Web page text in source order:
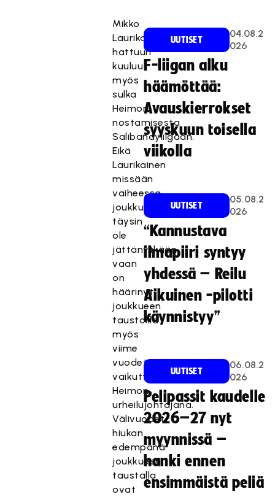
Mikko
Laurikaisen
hattuun
kuuluu
myös
sulka
Heimon
nostamisesta
Salibandyliigaan.
Eikä
Laurikainen
missään
vaiheessa
joukkuetta
täysin
ole
jättänytkään,
vaan
on
häärinyt
joukkueen
taustoilla
myös
viime
vuodet
vaikuttaessaan
Heimon
urheilujohtajana.
Välivuodet
hiukan
edempänä
joukkueen
taustalla
ovat
UUTISET
04.08.2
026
F-liigan alku
häämöttää:
Avauskierrokset
syyskuun toisella
viikolla
UUTISET
05.08.2
026
“Kannustava
ilmapiiri syntyy
yhdessä – Reilu
Aikuinen -pilotti
käynnistyy”
UUTISET
06.08.2
026
Pelipassit kaudelle
2026–27 nyt
myynnissä –
hanki ennen
ensimmäistä peliä